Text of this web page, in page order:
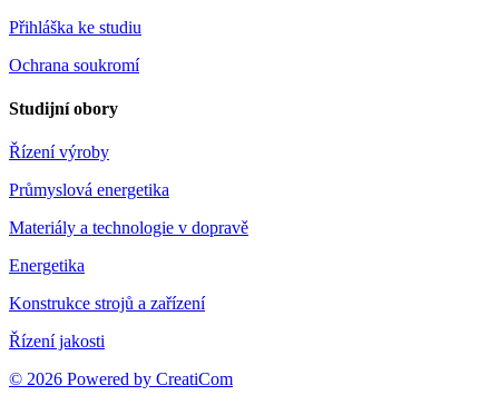
Přihláška ke studiu
Ochrana soukromí
Studijní obory
Řízení výroby
Průmyslová energetika
Materiály a technologie v dopravě
Energetika
Konstrukce strojů a zařízení
Řízení jakosti
© 2026 Powered by CreatiCom